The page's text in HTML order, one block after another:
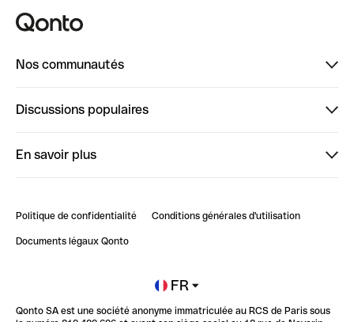
Nos communautés
ClubQonto
Discussions populaires
Impact de l'IA sur les carrières/productivité
En savoir plus
Blog
Newsroom
Glossaire finance
Politique de confidentialité Conditions générales d'utilisation
Documents légaux Qonto
FR
Qonto SA est une société anonyme immatriculée au RCS de Paris sous